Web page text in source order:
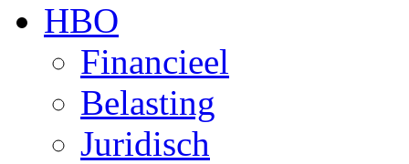
HBO
Financieel
Belasting
Juridisch